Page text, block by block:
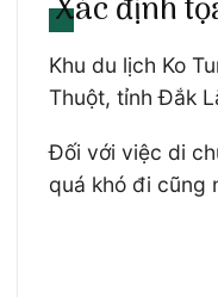
Xác định
Khu du lịch Ko
Thuột, tỉnh Đắk
Đối với việc di
quá khó đi cũng